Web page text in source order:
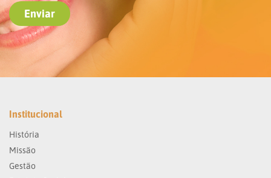
Institucional
História
Missão
Gestão